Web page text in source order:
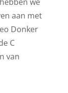
aan met
Donker
C
van